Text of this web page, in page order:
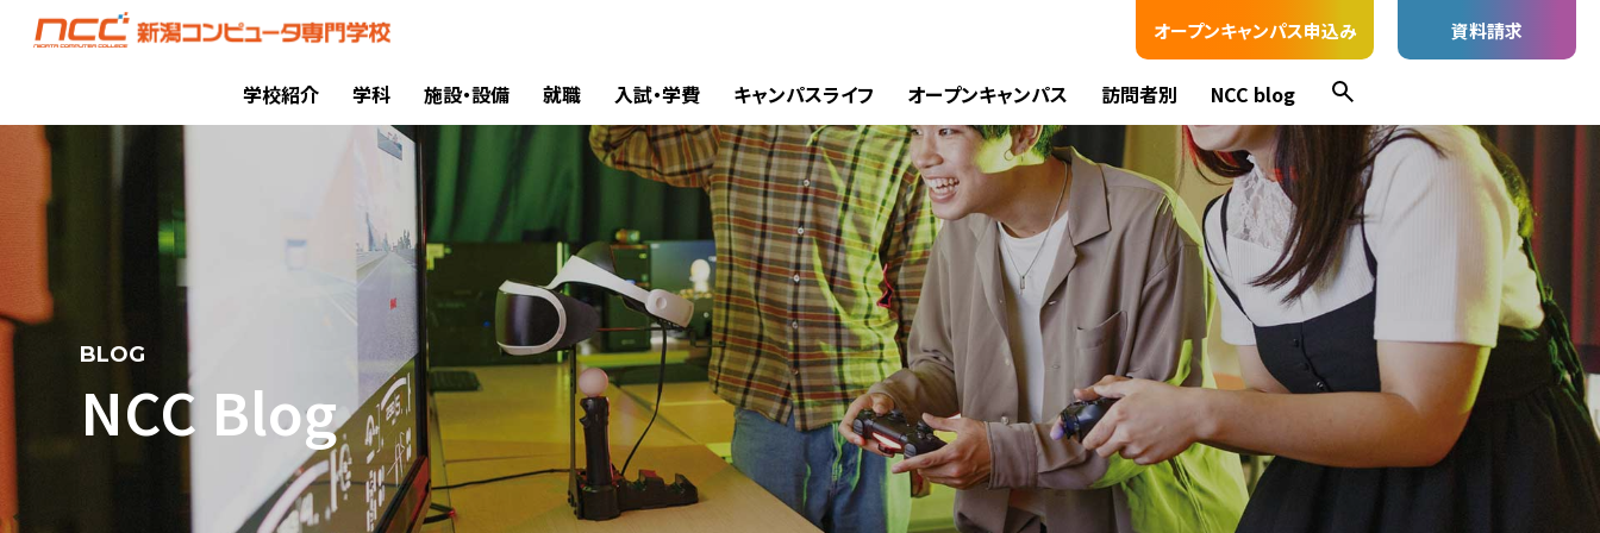
オープンキャンパス申込み 資料請求
学校紹介 学科 施設・設備 就職 入試・学費 キャンパスライフ オープンキャンパス 訪問者別 NCC blog
BLOG
NCC Blog